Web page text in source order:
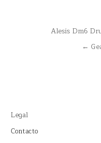
Navegación
Alesis Dm6
←
Legal
Contacto